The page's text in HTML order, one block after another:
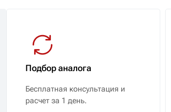
Подбор аналога
Бесплатная консультация и
расчет за 1 день.